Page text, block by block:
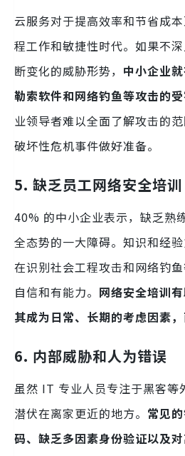
云服务对于提高效率和节省成
程工作和敏捷性时代。如果不
断变化的威胁形势， 中小企业
勒索软件和网络钓鱼等攻击的
业领导者难以全面了解攻击的
破坏性危机事件做好准备。
5. 缺乏员工网络安全培训
40% 的中小企业表示，缺乏熟
全态势的一大障碍。知识和经
在识别社会工程攻击和网络钓
自信和有能力。 网络安全培训
其成为日常、长期的考虑因素
6. 内部威胁和人为错误
虽然 IT 专业人员专注于黑客等
潜伏在离家更近的地方。 常见
码、缺乏多因素身份验证以及